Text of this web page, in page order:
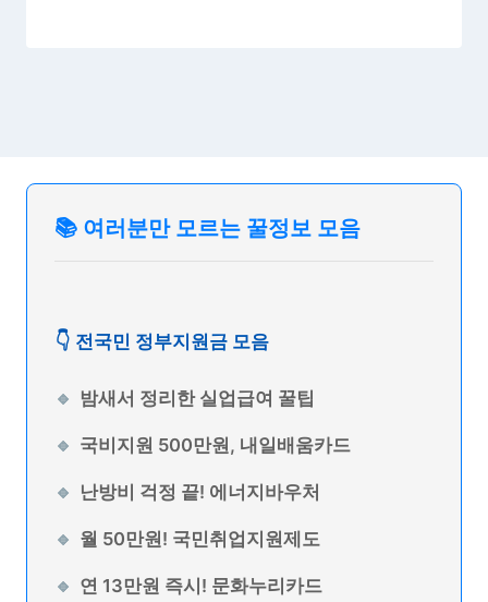
📚 여러분만 모르는 꿀정보 모음
👇 전국민 정부지원금 모음
밤새서 정리한 실업급여 꿀팁
국비지원 500만원, 내일배움카드
난방비 걱정 끝! 에너지바우처
월 50만원! 국민취업지원제도
연 13만원 즉시! 문화누리카드